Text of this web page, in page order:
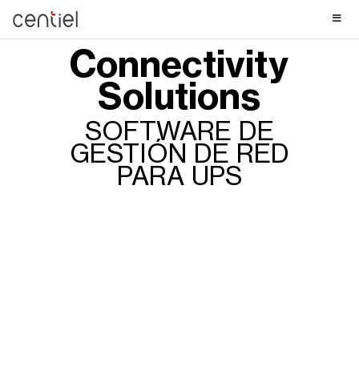
Connectivity
Solutions
SOFTWARE DE
GESTIÓN DE RED
PARA UPS